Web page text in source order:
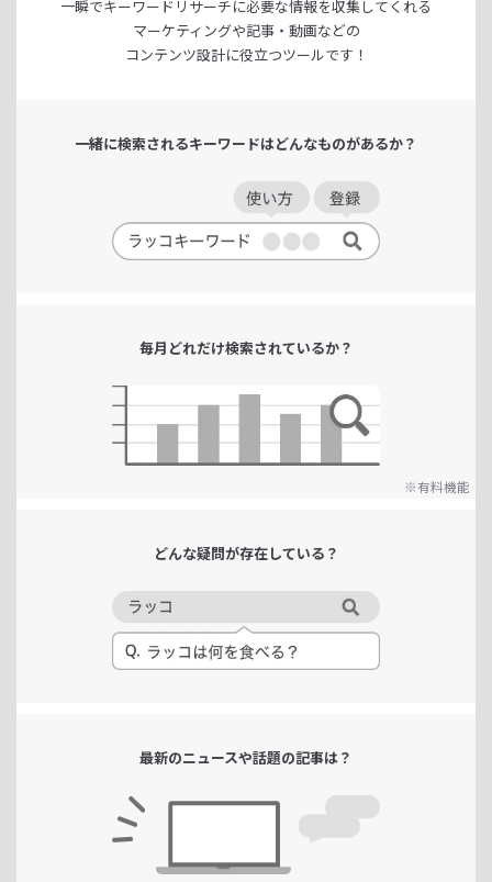
一瞬でキーワードリサーチに必要な情報を収集してくれる
マーケティングや記事・動画などの
コンテンツ設計に役立つツールです！
一緒に検索されるキーワードはどんなものがあるか？
毎月どれだけ検索されているか？
※有料機能
どんな疑問が存在している？
最新のニュースや話題の記事は？